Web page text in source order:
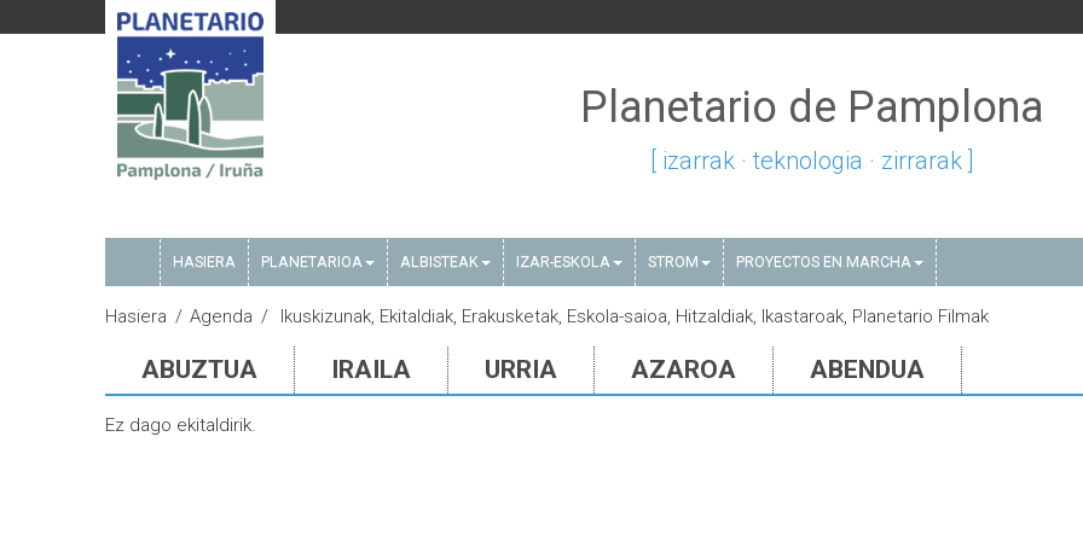
Planetario de Pamplona
[ izarrak · teknologia · zirrarak ]
HASIERA PLANETARIOA ALBISTEAK IZAR-ESKOLA STROM PROYECTOS EN MARCHA
Hasiera Agenda Ikuskizunak, Ekitaldiak, Erakusketak, Eskola-saioa, Hitzaldiak, Ikastaroak, Planetario Filmak
ABUZTUA IRAILA URRIA AZAROA ABENDUA
Ez dago ekitaldirik.